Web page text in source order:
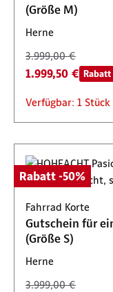
(Größe M)
Herne
3.999,00 €
1.999,50 € Rabatt
Verfügbar: 1 Stück
Rabatt -50%
Fahrrad Korte
Gutschein für
(Größe S)
Herne
3.999,00 €